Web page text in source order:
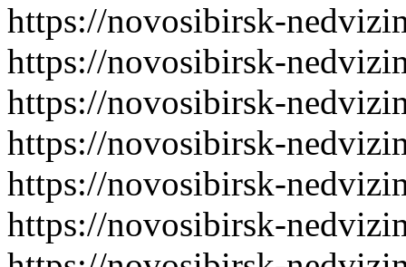
https://novosibirsk-
https://novosibirsk-
https://novosibirsk-
https://novosibirsk-
https://novosibirsk-
https://novosibirsk-